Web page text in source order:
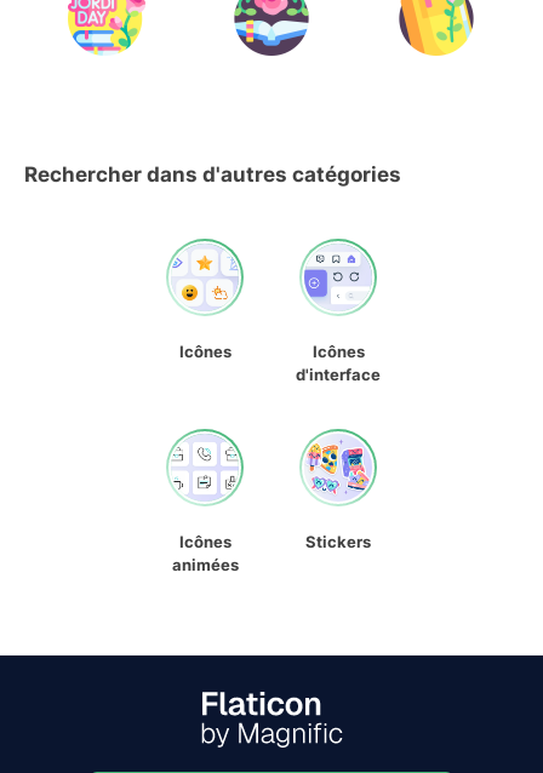
Rechercher dans d'autres catégories
Icônes
Icônes
d'interface
Icônes
animées
Stickers